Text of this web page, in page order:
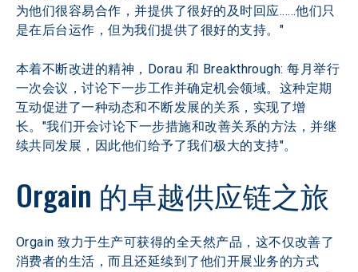
为他们很容易合作，并提供了很好的及时回应......他们只
是在后台运作，但为我们提供了很好的支持。"
本着不断改进的精神，Dorau 和 Breakthrough: 每月举行
一次会议，讨论下一步工作并确定机会领域。这种定期
互动促进了一种动态和不断发展的关系，实现了增
长。"我们开会讨论下一步措施和改善关系的方法，并继
续共同发展，因此他们给予了我们极大的支持"。
Orgain 的卓越供应链之旅
Orgain 致力于生产可获得的全天然产品，这不仅改善了
消费者的生活，而且还延续到了他们开展业务的方式